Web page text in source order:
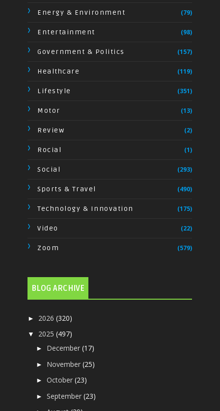
Energy & Environment (79)
Entertainment (98)
Government & Politics (157)
Healthcare (119)
Lifestyle (351)
Motor (13)
Review (2)
Rocial (1)
Social (293)
Sports & Travel (490)
Technology & Innovation (175)
Video (22)
Zoom (579)
BLOG ARCHIVE
► 2026(320)
▼ 2025(497)
► December(17)
► November(25)
►October(23)
►September(23)